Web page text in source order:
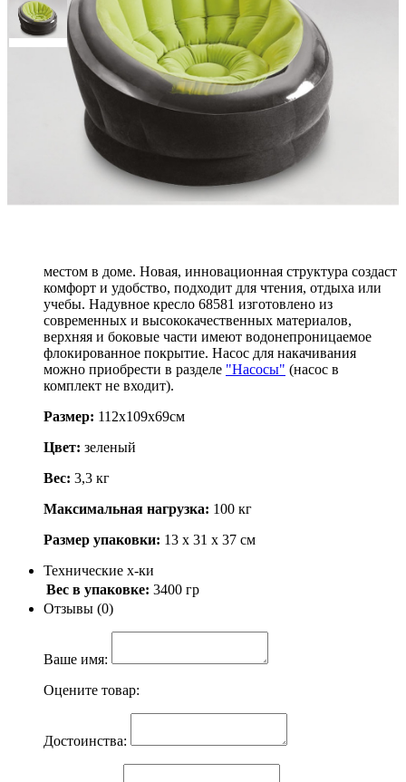
Кресло надувное
112х109х69см intex 68581
Артикул: 68581
Узнать о поступлении
местом в доме. Новая, инновационная структура создаст
комфорт и удобство, подходит для чтения, отдыха или
учебы. Надувное кресло 68581 изготовлено из
современных и высококачественных материалов,
верхняя и боковые части имеют водонепроницаемое
флокированное покрытие. Насос для накачивания
можно приобрести в разделе "Насосы" (насос в
комплект не входит).
Размер: 112х109х69см
Цвет: зеленый
Вес: 3,3 кг
Максимальная нагрузка: 100 кг
Размер упаковки: 13 х 31 х 37 см
Технические х-ки
Вес в упаковке: 3400 гр
Отзывы (0)
Ваше имя:
Оцените товар:
Достоинства: